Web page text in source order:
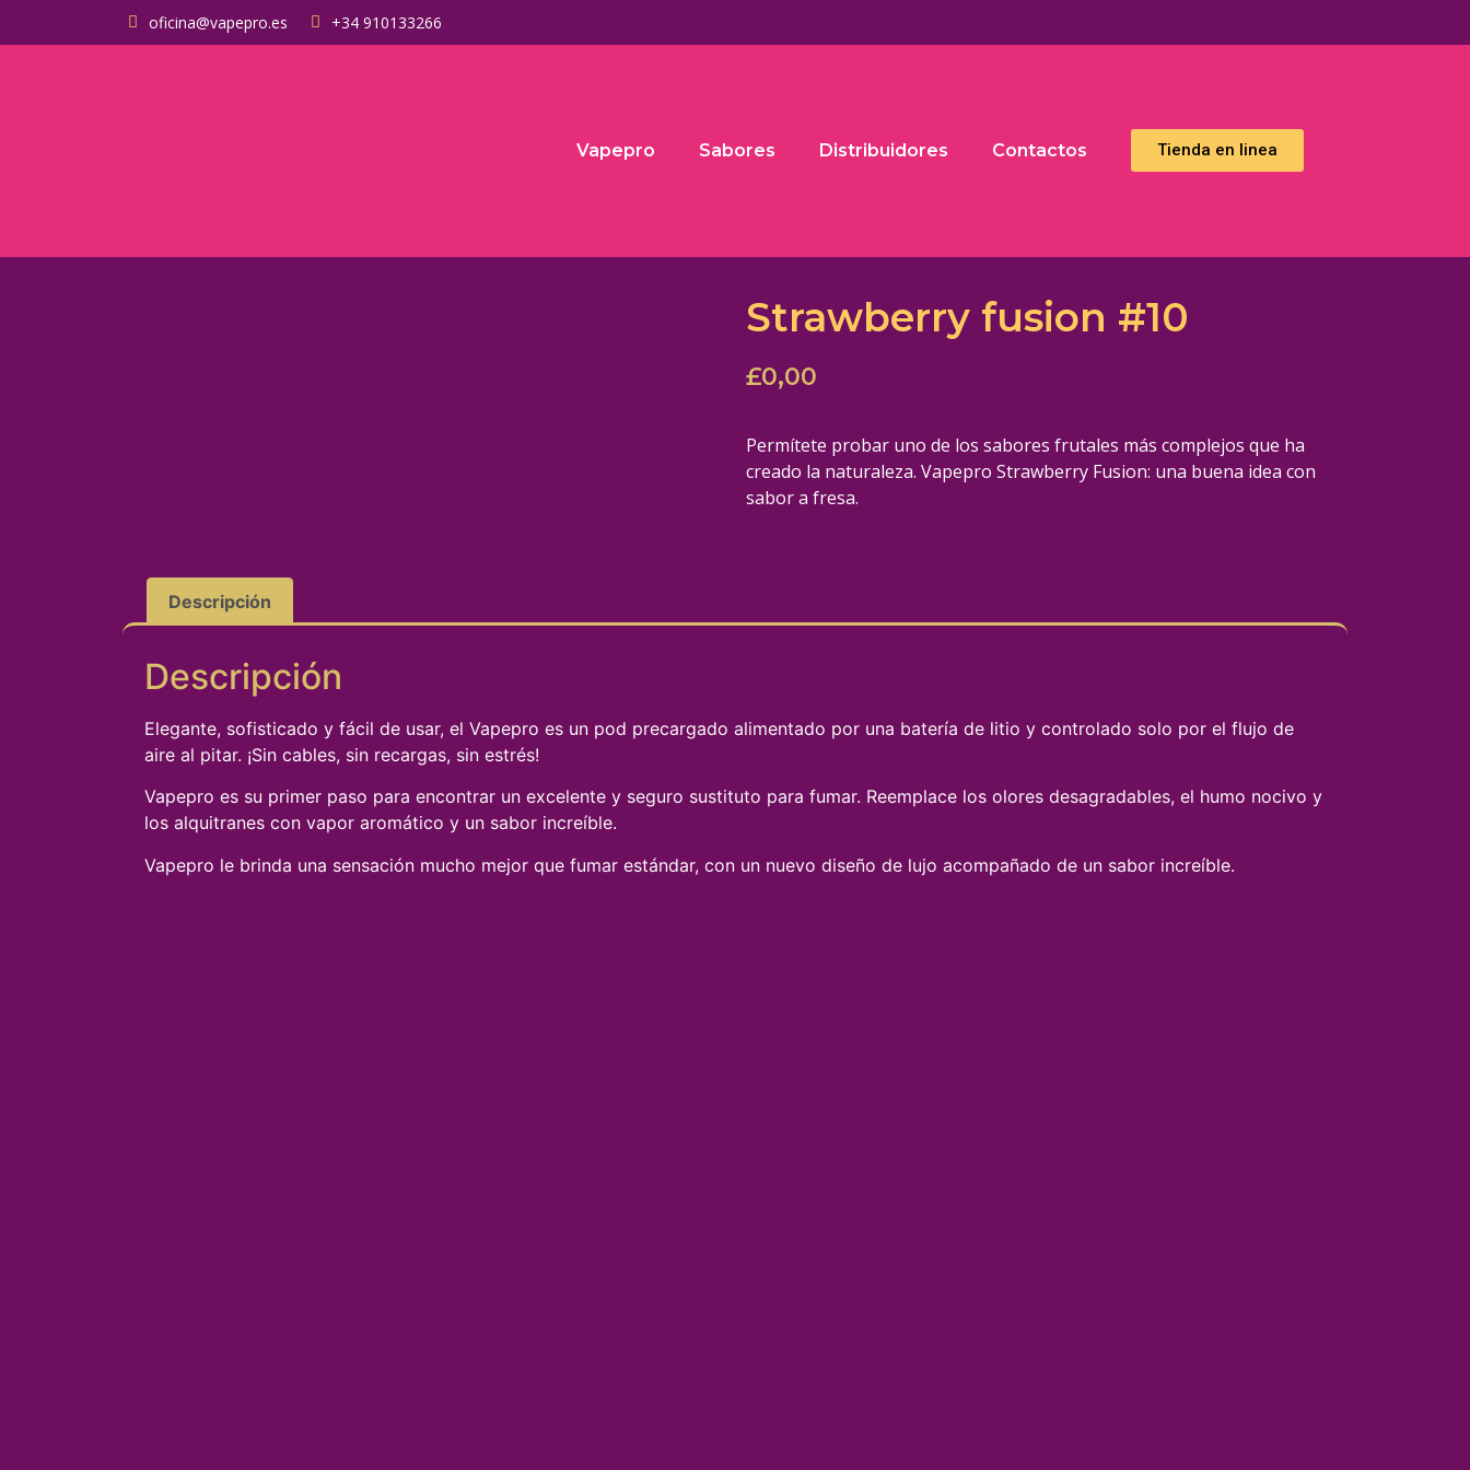
oficina@vapepro.es +34 910133266
Vapepro Sabores Distribuidores Contactos Тienda en linea
Strawberry fusion #10
£0,00
Permítete probar uno de los sabores frutales más complejos que ha
creado la naturaleza. Vapepro Strawberry Fusion: una buena idea con
sabor a fresa.
Descripción
Descripción
Elegante, sofisticado y fácil de usar, el Vapepro es un pod precargado alimentado por una batería de litio y controlado solo por el flujo de
aire al pitar. ¡Sin cables, sin recargas, sin estrés!
Vapepro es su primer paso para encontrar un excelente y seguro sustituto para fumar. Reemplace los olores desagradables, el humo nocivo y
los alquitranes con vapor aromático y un sabor increíble.
Vapepro le brinda una sensación mucho mejor que fumar estándar, con un nuevo diseño de lujo acompañado de un sabor increíble.